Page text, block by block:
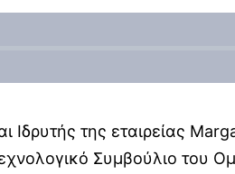
της εταιρείας
Συμβούλιο του